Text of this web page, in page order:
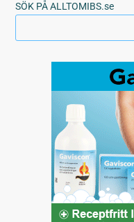
SÖK PÅ ALLTOMIBS.se